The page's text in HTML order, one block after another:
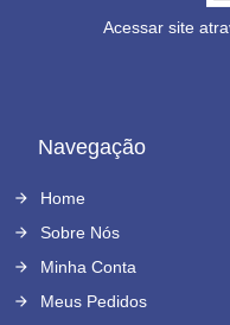
Acessar site
Navegação
Home
Sobre Nós
Minha Conta
Meus Pedidos